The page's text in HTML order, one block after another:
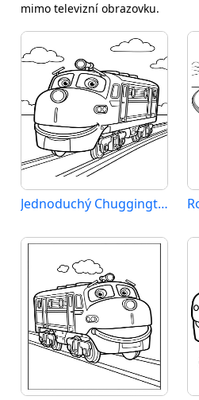
mimo televizní obrazovku.
Jednoduchý Chuggington